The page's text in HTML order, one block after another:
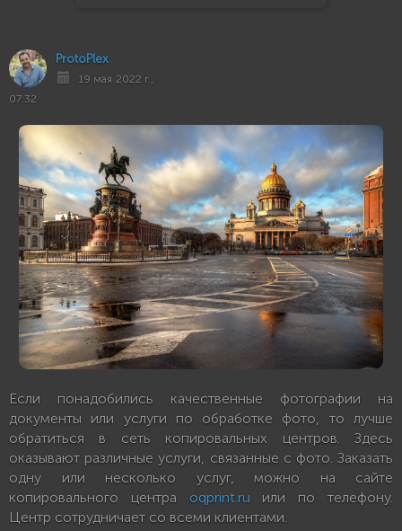
ProtoPlex
19 мая 2022 г.,
07:32
Если понадобились качественные фотографии на
документы или услуги по обработке фото, то лучше
обратиться в сеть копировальных центров. Здесь
оказывают различные услуги, связанные с фото. Заказать
одну или несколько услуг, можно на сайте
копировального центра oqprint.ru или по телефону.
Центр сотрудничает со всеми клиентами.